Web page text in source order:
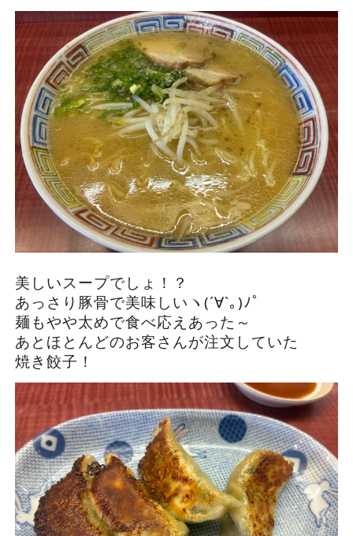
美しいスープでしょ！？
あっさり豚骨で美味しいヽ(´∀`｡)ﾉﾟ
麺もやや太めで食べ応えあった～
あとほとんどのお客さんが注文していた
焼き餃子！